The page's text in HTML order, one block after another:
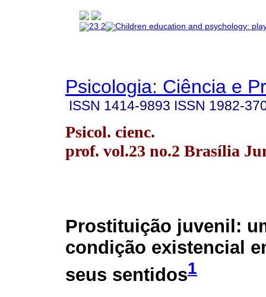
Psicologia: Ciência e
ISSN 1414-9893 ISSN 1982-
Psicol. cienc.
prof. vol.23 no.2 Brasília
Prostituição juvenil:
condição existencial
seus sentidos1